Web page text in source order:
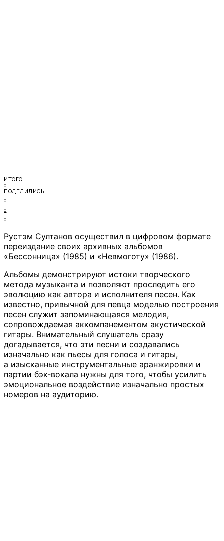
ИТОГО
0
ПОДЕЛИЛИСЬ
0
0
0
Рустэм Султанов осуществил в цифровом формате
переиздание своих архивных альбомов
«Бессонница» (1985) и «Невмоготу» (1986).
Альбомы демонстрируют истоки творческого
метода музыканта и позволяют проследить его
эволюцию как автора и исполнителя песен. Как
известно, привычной для певца моделью построения
песен служит запоминающаяся мелодия,
сопровождаемая аккомпанементом акустической
гитары. Внимательный слушатель сразу
догадывается, что эти песни и создавались
изначально как пьесы для голоса и гитары,
а изысканные инструментальные аранжировки и
партии бэк-вокала нужны для того, чтобы усилить
эмоциональное воздействие изначально простых
номеров на аудиторию.